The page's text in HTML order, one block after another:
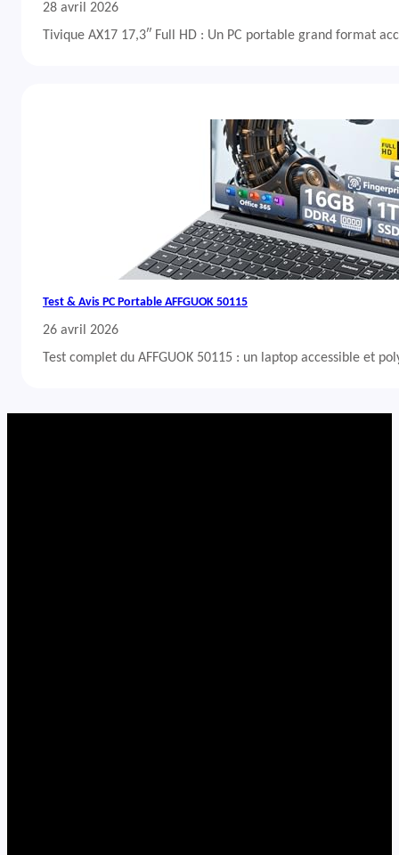
28 avril 2026
Tivique AX17 17,3″ Full HD : Un PC portable grand format
Test & Avis PC Portable AFFGUOK 50115
26 avril 2026
Test complet du AFFGUOK 50115 : un laptop accessible